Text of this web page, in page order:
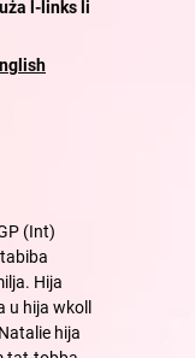
l-links li
(Int)
Hija
hija wkoll
hija